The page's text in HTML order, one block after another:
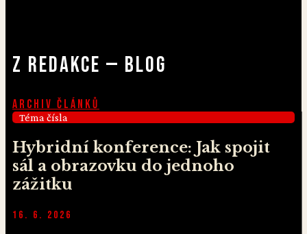
Z redakce — Blog
Archiv článků
Téma čísla
Hybridní konference: Jak spojit
sál a obrazovku do jednoho
zážitku
16. 6. 2026